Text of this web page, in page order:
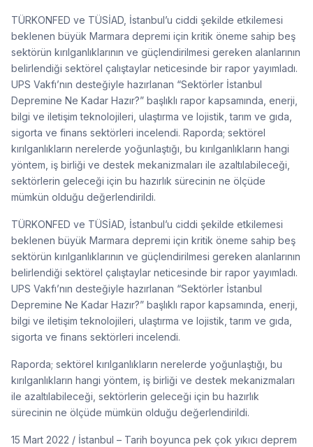
TÜRKONFED ve TÜSİAD, İstanbul’u ciddi şekilde etkilemesi
beklenen büyük Marmara depremi için kritik öneme sahip beş
sektörün kırılganlıklarının ve güçlendirilmesi gereken alanlarının
belirlendiği sektörel çalıştaylar neticesinde bir rapor yayımladı.
UPS Vakfı’nın desteğiyle hazırlanan “Sektörler İstanbul
Depremine Ne Kadar Hazır?” başlıklı rapor kapsamında, enerji,
bilgi ve iletişim teknolojileri, ulaştırma ve lojistik, tarım ve gıda,
sigorta ve finans sektörleri incelendi. Raporda; sektörel
kırılganlıkların nerelerde yoğunlaştığı, bu kırılganlıkların hangi
yöntem, iş birliği ve destek mekanizmaları ile azaltılabileceği,
sektörlerin geleceği için bu hazırlık sürecinin ne ölçüde
mümkün olduğu değerlendirildi.
TÜRKONFED ve TÜSİAD, İstanbul’u ciddi şekilde etkilemesi
beklenen büyük Marmara depremi için kritik öneme sahip beş
sektörün kırılganlıklarının ve güçlendirilmesi gereken alanlarının
belirlendiği sektörel çalıştaylar neticesinde bir rapor yayımladı.
UPS Vakfı’nın desteğiyle hazırlanan “Sektörler İstanbul
Depremine Ne Kadar Hazır?” başlıklı rapor kapsamında, enerji,
bilgi ve iletişim teknolojileri, ulaştırma ve lojistik, tarım ve gıda,
sigorta ve finans sektörleri incelendi.
Raporda; sektörel kırılganlıkların nerelerde yoğunlaştığı, bu
kırılganlıkların hangi yöntem, iş birliği ve destek mekanizmaları
ile azaltılabileceği, sektörlerin geleceği için bu hazırlık
sürecinin ne ölçüde mümkün olduğu değerlendirildi.
15 Mart 2022 / İstanbul – Tarih boyunca pek çok yıkıcı deprem